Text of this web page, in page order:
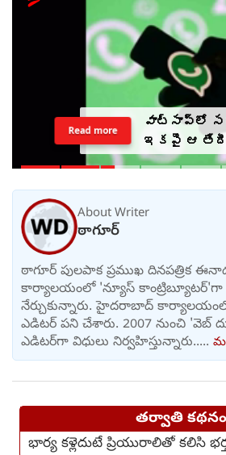
వాట్సాప్‌లో
ఇకపై ఆ
Read more
About Writer
ఠాగూర్
ఠాగూర్ పులపాక ప్రముఖ దినపత్రిక
కార్యాలయంలో 'న్యూస్
నేర్చుకున్నారు. హైదరాబాద్
ఎడిటర్ పని చేశారు. 2007 నుంచి 'వెబ్
ఎడిటర్‌‌గా విధులు నిర్వహిస్తున్నారు.....
తర్వాతి కథనం
భార్య కళ్లెదుటే ప్రియురాలితో కలిసి